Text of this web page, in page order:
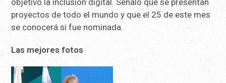
proyectos de todo el mundo y que el 25 de este mes
se conocerá si fue nominada.
Las mejores fotos